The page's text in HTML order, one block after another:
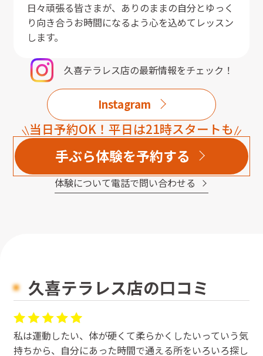
日々頑張る皆さまが、ありのままの自分とゆっく
り向き合うお時間になるよう心を込めてレッスン
します。
久喜テラレス店の最新情報をチェック！
Instagram
当日予約OK！平日は21時スタートも
手ぶら体験を予約する
体験について電話で問い合わせる
久喜テラレス店の口コミ
私は運動したい、体が硬くて柔らかくしたいっていう気
持ちから、自分にあった時間で通える所をいろいろ探し